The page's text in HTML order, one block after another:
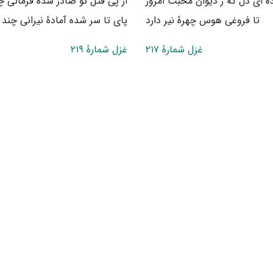
تا فروغی هوس چهرهٔ نیر دارد
پای تا سر شده آمادهٔ نیرانی چند
غزل شمارهٔ ۲۱۷
غزل شمارهٔ ۲۱۹